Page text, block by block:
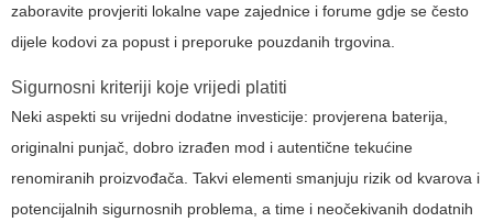
zaboravite provjeriti lokalne vape zajednice i forume gdje se često
dijele kodovi za popust i preporuke pouzdanih trgovina.
Sigurnosni kriteriji koje vrijedi platiti
Neki aspekti su vrijedni dodatne investicije: provjerena baterija,
originalni punjač, dobro izrađen mod i autentične tekućine
renomiranih proizvođača. Takvi elementi smanjuju rizik od kvarova i
potencijalnih sigurnosnih problema, a time i neočekivanih dodatnih